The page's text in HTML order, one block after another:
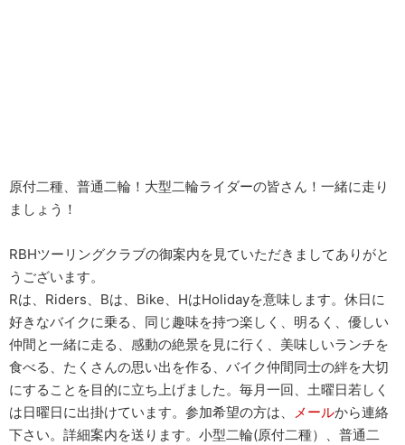
原付二種、普通二輪！大型二輪ライダーの皆さん！一緒に走り
ましょう！
RBHツーリングクラブの御案内を見ていただきましてありがと
うございます。
Rは、Riders、Bは、Bike、HはHolidayを意味します。休日に
好きなバイクに乗る、同じ趣味を持つ楽しく、明るく、優しい
仲間と一緒に走る、感動の絶景を見に行く、美味しいランチを
食べる、たくさんの思い出を作る、バイク仲間同士の絆を大切
にすることを目的に立ち上げました。毎月一回、土曜日若しく
は日曜日に出掛けています。参加希望の方は、
メールから連絡
下さい。詳細案内を送ります。小型二輪(原付二種）、普通二